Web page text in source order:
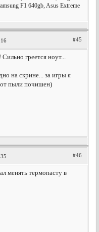
F1 640gb, Asus Extreme
#45
греется ноут...
на скрине... за игры я
пыли почишен)
#46
менять термопасту в